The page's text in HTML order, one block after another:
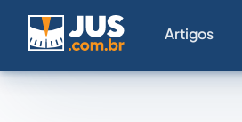
Artigos